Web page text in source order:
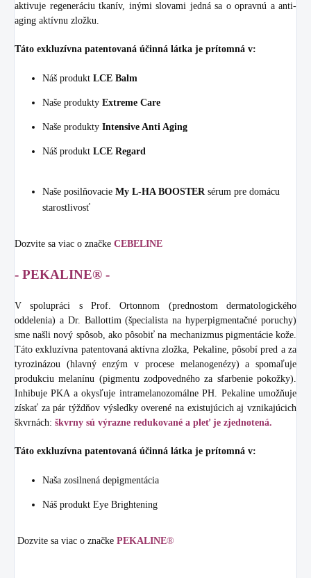
aktivuje regeneráciu tkanív, inými slovami jedná sa o opravnú a anti-
aging aktívnu zložku.
Táto exkluzívna patentovaná účinná látka je prítomná v:
Náš produkt LCE Balm
Naše produkty Extreme Care
Naše produkty Intensive Anti Aging
Náš produkt LCE Regard
Naše posilňovacie My L-HA BOOSTERsérum pre domácu
starostlivosť
Dozvite sa viac o značke CEBELINE
- PEKALINE® -
V spolupráci s Prof. Ortonnom (prednostom dermatologického
oddelenia) a Dr. Ballottim (špecialista na hyperpigmentačné poruchy)
sme našli nový spôsob, ako pôsobiť na mechanizmus pigmentácie kože.
Táto exkluzívna patentovaná aktívna zložka, Pekaline, pôsobí pred a za
tyrozinázou (hlavný enzým v procese melanogenézy) a spomaľuje
produkciu melanínu (pigmentu zodpovedného za sfarbenie pokožky).
Inhibuje PKA a okysľuje intramelanozomálne PH. Pekaline umožňuje
získať za pár týždňov výsledky overené na existujúcich aj vznikajúcich
škvrnách: škvrny sú výrazne redukované a pleť je zjednotená.
Táto exkluzívna patentovaná účinná látka je prítomná v:
Naša zosilnená depigmentácia
Náš produkt Eye Brightening
Dozvite sa viac o značke PEKALINE®